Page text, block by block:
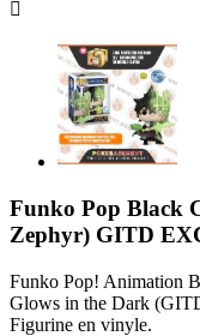

Funko Pop Black
Zephyr) GITD
Funko Pop! Animation
Glows in the Dark
Figurine en vinyle.